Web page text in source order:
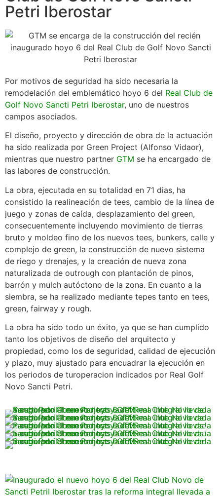
Petri Iberostar
Por motivos de seguridad ha sido necesaria la
remodelación del emblemático hoyo 6 del Real Club de
Golf Novo Sancti Petri Iberostar, uno de nuestros
campos asociados.
El diseño, proyecto y dirección de obra de la actuación
ha sido realizada por Green Project (Alfonso Vidaor),
mientras que nuestro partner GTM se ha encargado de
las labores de construcción.
La obra, ejecutada en su totalidad en 71 dias, ha
consistido la realineación de tees, cambio de la línea de
juego y zonas de caída, desplazamiento del green,
consecuentemente incluyendo movimiento de tierras
bruto y moldeo fino de los nuevos tees, bunkers, calle y
complejo de green, la construcción de nuevo sistema
de riego y drenajes, y la creación de nueva zona
naturalizada de outrough con plantación de pinos,
barrón y mulch autóctono de la zona. En cuanto a la
siembra, se ha realizado mediante tepes tanto en tees,
green, fairway y rough.
La obra ha sido todo un éxito, ya que se han cumplido
tanto los objetivos de diseño del arquitecto y
propiedad, como los de seguridad, calidad de ejecución
y plazo, muy ajustado para encuadrar la ejecución en
los periodos de turoperacion indicados por Real Golf
Novo Sancti Petri.